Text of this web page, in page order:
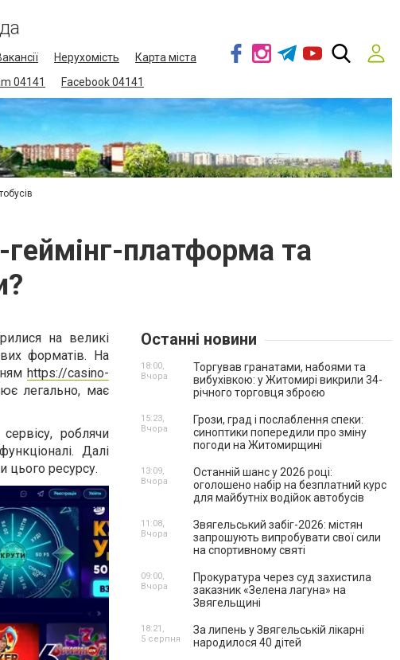
Нерухомість
Карта міста
04141 Facebook 04141
платформа та
на великі
форматів. На
https://casino-
легально, має
роблячи
Далі
цього ресурсу.
Останні новини
Торгував гранатами, набоями та
вибухівкою: у Житомирі викрили 34-
річного торговця зброєю
18:00,
Вчора
Грози, град і послаблення спеки:
синоптики попередили про зміну
погоди на Житомирщині
15:23,
Вчора
Останній шанс у 2026 році:
оголошено набір на безплатний курс
для майбутніх водійок автобусів
13:09,
Вчора
Звягельський забіг-2026: містян
запрошують випробувати свої сили
на спортивному святі
11:08,
Вчора
Прокуратура через суд захистила
заказник «Зелена лагуна» на
Звягельщині
09:00,
Вчора
За липень у Звягельській лікарні
народилося 40 дітей
18:21,
5 серпня